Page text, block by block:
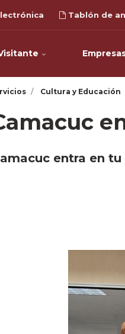
Tablón de
Cultura y Educación
entra en tu